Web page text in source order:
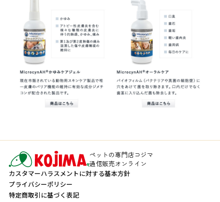
ペットの専門店コジマ
通信販売オンライン
カスタマーハラスメントに対する基本方針
プライバシーポリシー
特定商取引に基づく表記